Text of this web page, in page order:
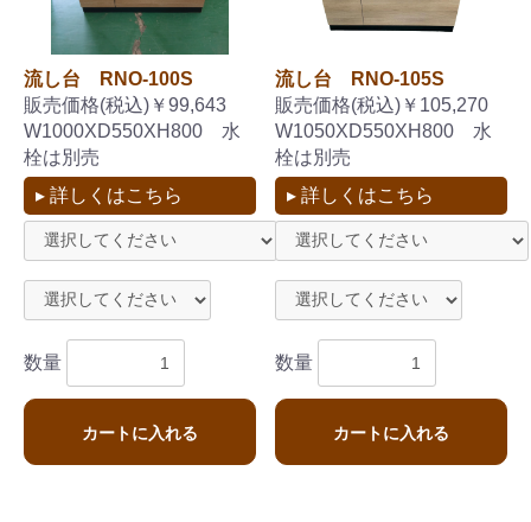
流し台 RNO-100S
販売価格(税込)￥99,643
W1000XD550XH800 水
栓は別売
▸ 詳しくはこちら
数量
カートに入れる
流し台 RNO-105S
販売価格(税込)￥105,270
W1050XD550XH800 水
栓は別売
▸ 詳しくはこちら
数量
カートに入れる